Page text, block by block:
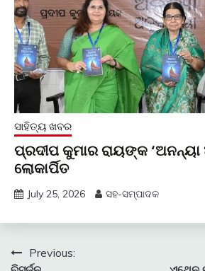
ସାହିତ୍ୟ ଖବର
ପ୍ରଦୀପ କୁମାର ରାୟଙ୍କ ‘ଅନନ୍ୟା
ଲୋକାର୍ପିତ
July 25, 2026 ସହ-ସମ୍ପାଦକ
PostPrevious: